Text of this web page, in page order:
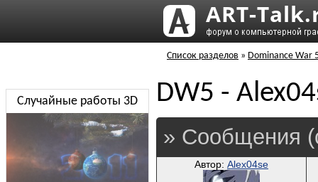
Список разделов » Dominance War
DW5 -
» Сообщения
Автор: Alex04se
Случайные работы 3D